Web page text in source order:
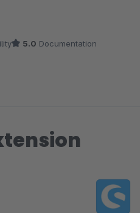
deutlich mehr Umsatz in
5.0 Documentation